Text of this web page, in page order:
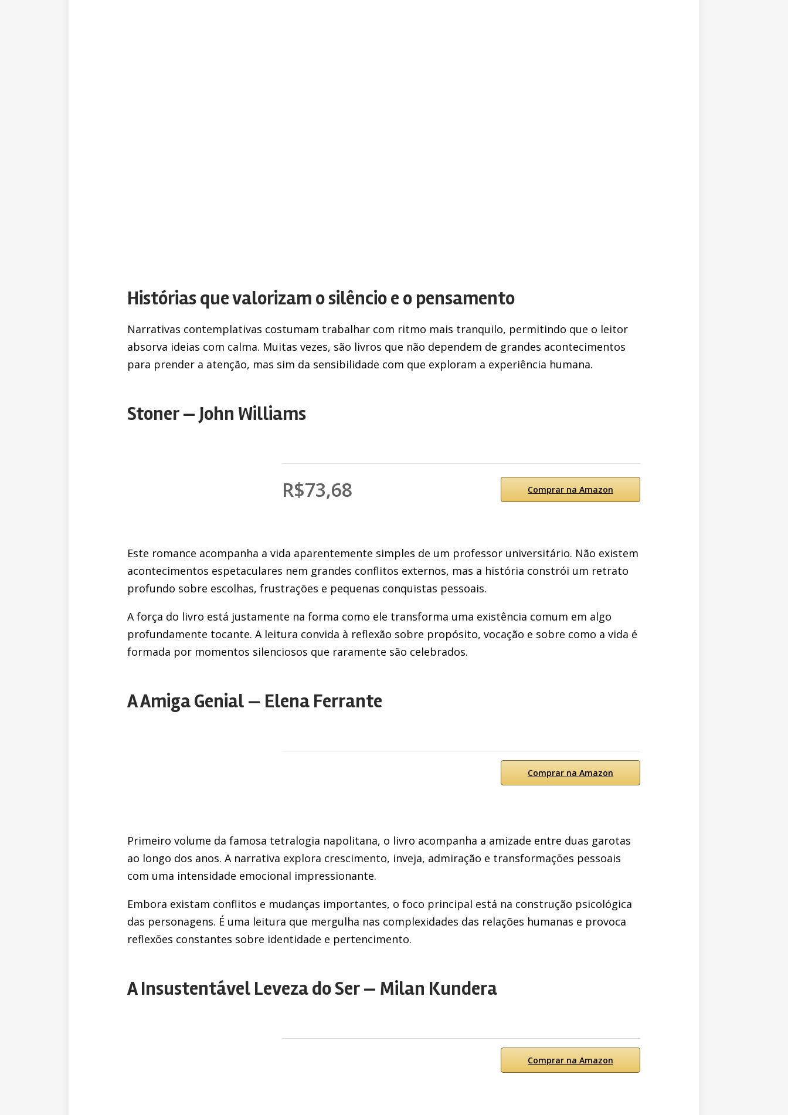
Histórias que valorizam o silêncio e o pensamento
Narrativas contemplativas costumam trabalhar com ritmo mais tranquilo, permitindo que o leitor
absorva ideias com calma. Muitas vezes, são livros que não dependem de grandes acontecimentos
para prender a atenção, mas sim da sensibilidade com que exploram a experiência humana.
Stoner — John Williams
R$73,68 Comprar na Amazon
Este romance acompanha a vida aparentemente simples de um professor universitário. Não existem
acontecimentos espetaculares nem grandes conflitos externos, mas a história constrói um retrato
profundo sobre escolhas, frustrações e pequenas conquistas pessoais.
A força do livro está justamente na forma como ele transforma uma existência comum em algo
profundamente tocante. A leitura convida à reflexão sobre propósito, vocação e sobre como a vida é
formada por momentos silenciosos que raramente são celebrados.
A Amiga Genial — Elena Ferrante
Comprar na Amazon
Primeiro volume da famosa tetralogia napolitana, o livro acompanha a amizade entre duas garotas
ao longo dos anos. A narrativa explora crescimento, inveja, admiração e transformações pessoais
com uma intensidade emocional impressionante.
Embora existam conflitos e mudanças importantes, o foco principal está na construção psicológica
das personagens. É uma leitura que mergulha nas complexidades das relações humanas e provoca
reflexões constantes sobre identidade e pertencimento.
A Insustentável Leveza do Ser — Milan Kundera
Comprar na Amazon